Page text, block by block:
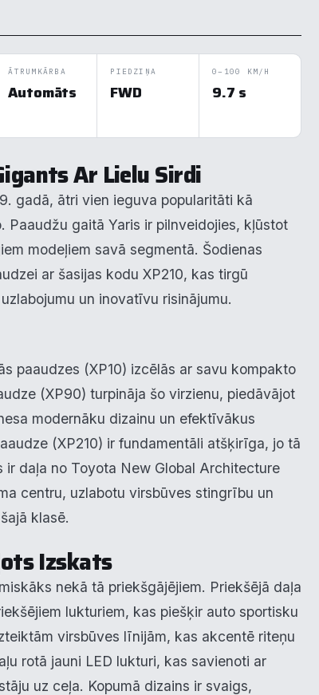
ĀTRUMKĀRBA
Automāts
PIEDZIŅA
FWD
0–100 KM/H
9.7 s
Ar Lielu Sirdi
gadā, ātri vien ieguva popularitāti kā
Paaudžu gaitā Yaris ir pilnveidojies, kļūstot
modeļiem savā segmentā. Šodienas
ar šasijas kodu XP210, kas tirgū
un inovatīvu risinājumu.
paaudzes (XP10) izcēlās ar savu kompakto
(XP90) turpināja šo virzienu, piedāvājot
modernāku dizainu un efektīvākus
(XP210) ir fundamentāli atšķirīga, jo tā
daļa no Toyota New Global Architecture
centru, uzlabotu virsbūves stingrību un
klasē.
Izskats
nekā tā priekšgājējiem. Priekšējā daļa
lukturiem, kas piešķir auto sportisku
virsbūves līnijām, kas akcentē riteņu
rotā jauni LED lukturi, kas savienoti ar
uz ceļa. Kopumā dizains ir svaigs,